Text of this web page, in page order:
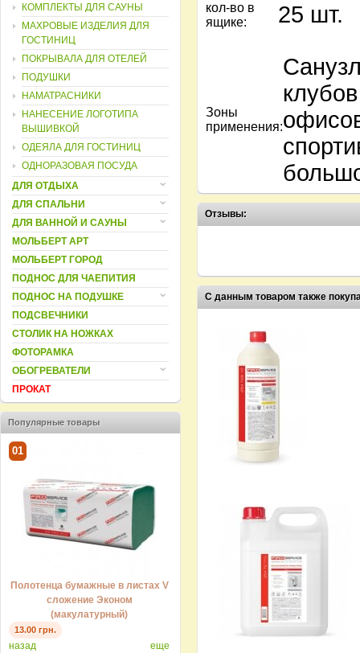
кол-во в
ящике:
25 шт.
Зоны
применения:
Отзывы:
С данным товаром также
КОМПЛЕКТЫ ДЛЯ САУНЫ
МАХРОВЫЕ ИЗДЕЛИЯ ДЛЯ
ГОСТИНИЦ
ПОКРЫВАЛА ДЛЯ ОТЕЛЕЙ
ПОДУШКИ
НАМАТРАСНИКИ
НАНЕСЕНИЕ ЛОГОТИПА
ВЫШИВКОЙ
ОДЕЯЛА ДЛЯ ГОСТИНИЦ
ОДНОРАЗОВАЯ ПОСУДА
ДЛЯ ОТДЫХА
ДЛЯ СПАЛЬНИ
ДЛЯ ВАННОЙ И САУНЫ
МОЛЬБЕРТ АРТ
МОЛЬБЕРТ ГОРОД
ПОДНОС ДЛЯ ЧАЕПИТИЯ
ПОДНОС НА ПОДУШКЕ
ПОДСВЕЧНИКИ
СТОЛИК НА НОЖКАХ
ФОТОРАМКА
ОБОГРЕВАТЕЛИ
ПРОКАТ
Популярные товары
01
Полотенца бумажные в листах V
сложение Эконом
(макулатурный)
13.00 грн.
Полотенца бумажные в листах
однослойные V-сложение
назад еще